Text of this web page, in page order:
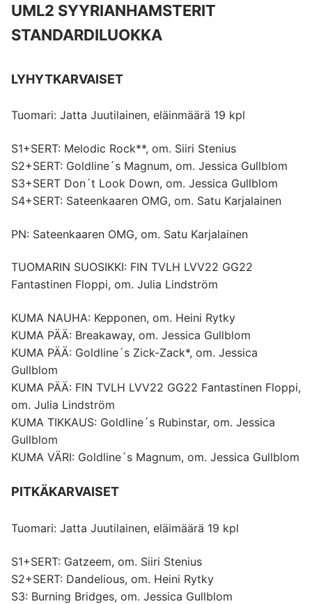
UML2 SYYRIANHAMSTERIT
STANDARDILUOKKA
LYHYTKARVAISET
Tuomari: Jatta Juutilainen, eläinmäärä 19 kpl
S1+SERT: Melodic Rock**, om. Siiri Stenius
S2+SERT: Goldline´s Magnum, om. Jessica Gullblom
S3+SERT Don´t Look Down, om. Jessica Gullblom
S4+SERT: Sateenkaaren OMG, om. Satu Karjalainen
PN: Sateenkaaren OMG, om. Satu Karjalainen
TUOMARIN SUOSIKKI: FIN TVLH LVV22 GG22
Fantastinen Floppi, om. Julia Lindström
KUMA NAUHA: Kepponen, om. Heini Rytky
KUMA PÄÄ: Breakaway, om. Jessica Gullblom
KUMA PÄÄ: Goldline´s Zick-Zack*, om. Jessica
Gullblom
KUMA PÄÄ: FIN TVLH LVV22 GG22 Fantastinen Floppi,
om. Julia Lindström
KUMA TIKKAUS: Goldline´s Rubinstar, om. Jessica
Gullblom
KUMA VÄRI: Goldline´s Magnum, om. Jessica Gullblom
PITKÄKARVAISET
Tuomari: Jatta Juutilainen, eläimäärä 19 kpl
S1+SERT: Gatzeem, om. Siiri Stenius
S2+SERT: Dandelious, om. Heini Rytky
S3: Burning Bridges, om. Jessica Gullblom